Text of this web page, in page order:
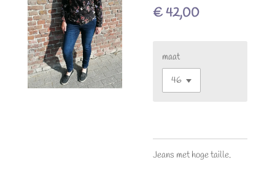
€ 42,00
maat
Jeans met hoge taille.